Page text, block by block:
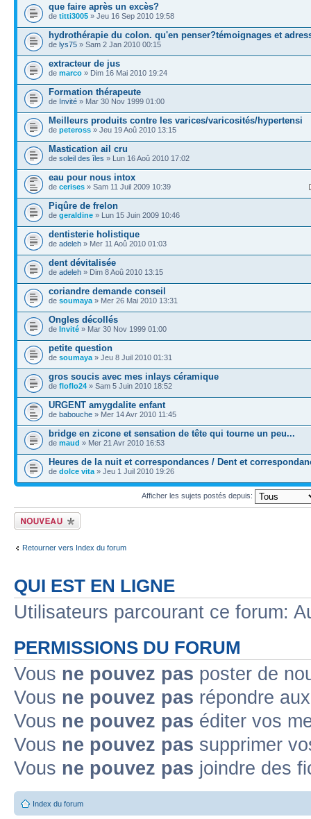
que faire après un excès?
de titti3005 » Jeu 16 Sep 2010 19:58
hydrothérapie du colon. qu'en penser?témoignages et
de lys75 » Sam 2 Jan 2010 00:15
extracteur de jus
de marco » Dim 16 Mai 2010 19:24
Formation thérapeute
de Invité » Mar 30 Nov 1999 01:00
Meilleurs produits contre les varices/varicosités/hypertensi
de peteross » Jeu 19 Aoû 2010 13:15
Mastication ail cru
de soleil des îles » Lun 16 Aoû 2010 17:02
eau pour nous intox
de cerises » Sam 11 Juil 2009 10:39
Piqûre de frelon
de geraldine » Lun 15 Juin 2009 10:46
dentisterie holistique
de adeleh » Mer 11 Aoû 2010 01:03
dent dévitalisée
de adeleh » Dim 8 Aoû 2010 13:15
coriandre demande conseil
de soumaya » Mer 26 Mai 2010 13:31
Ongles décollés
de Invité » Mar 30 Nov 1999 01:00
petite question
de soumaya » Jeu 8 Juil 2010 01:31
gros soucis avec mes inlays céramique
de floflo24 » Sam 5 Juin 2010 18:52
URGENT amygdalite enfant
de babouche » Mer 14 Avr 2010 11:45
bridge en zicone et sensation de tête qui tourne un peu...
de maud » Mer 21 Avr 2010 16:53
Heures de la nuit et correspondances / Dent et
de dolce vita » Jeu 1 Juil 2010 19:26
Afficher les sujets postés depuis:
Ecrire un nouveau
sujet
Retourner vers Index du forum
QUI EST EN LIGNE
Utilisateurs parcourant ce forum:
PERMISSIONS DU FORUM
Vous ne pouvez pas poster de
Vous ne pouvez pas répondre
Vous ne pouvez pas éditer vos
Vous ne pouvez pas supprimer
Vous ne pouvez pas joindre des
Index du forum